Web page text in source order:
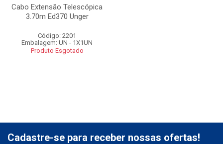
Cabo Extensão Telescópica
3.70m Ed370 Unger
Código: 2201
Embalagem: UN - 1X1UN
Produto Esgotado
Cadastre-se para receber nossas ofertas!